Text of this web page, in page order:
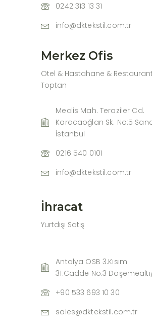
0242 313 13 31
info@dktekstil.com.tr
Merkez Ofis
Otel & Hastahane &
Toptan
Meclis Mah. Teraziler Cd.
Karacaoğlan Sk. No:5
İstanbul
0216 540 0101
info@dktekstil.com.tr
İhracat
Yurtdışı Satış
Antalya OSB 3.Kısım
31.Cadde No:3
+90 533 693 10 30
sales@dktekstil.com.tr